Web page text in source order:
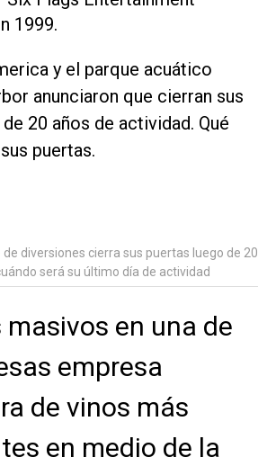
1999.
diversiones cierra sus puertas luego de 20
será su último día de actividad
masivos en una de
empresa
de vinos más
en medio de la